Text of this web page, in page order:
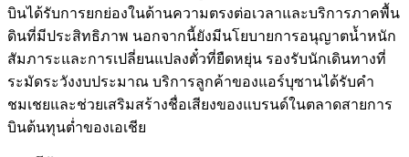
บินได้รับการยกย่องในด้านความตรงต่อเวลาและบริการภาคพื้น
ดินที่มีประสิทธิภาพ นอกจากนี้ยังมีนโยบายการอนุญาตน้ำหนัก
สัมภาระและการเปลี่ยนแปลงตั๋วที่ยืดหยุ่น รองรับนักเดินทางที่
ระมัดระวังงบประมาณ บริการลูกค้าของแอร์บุซานได้รับคำ
ชมเชยและช่วยเสริมสร้างชื่อเสียงของแบรนด์ในตลาดสายการ
บินต้นทุนต่ำของเอเชีย